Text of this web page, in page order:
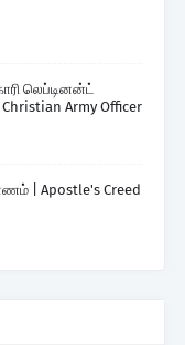
லெப்டினன்ட்
Army Officer
| Apostle's Creed